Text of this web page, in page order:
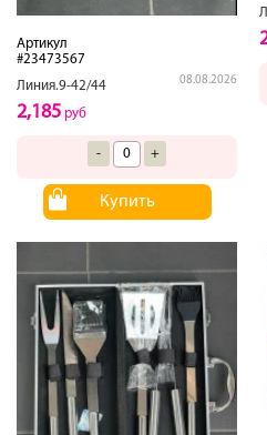
Артикул
#23473567
Линия.9-42/44
08.08.2026
2,185 руб
- +
Купить